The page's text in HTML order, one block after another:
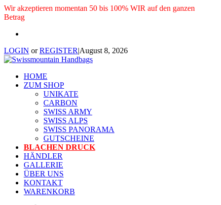
Wir akzeptieren momentan 50 bis 100% WIR auf den ganzen
Betrag
LOGIN orREGISTER|August 8, 2026
HOME
ZUM SHOP
UNIKATE
CARBON
SWISS ARMY
SWISS ALPS
SWISS PANORAMA
GUTSCHEINE
BLACHEN DRUCK
HÄNDLER
GALLERIE
ÜBER UNS
KONTAKT
WARENKORB